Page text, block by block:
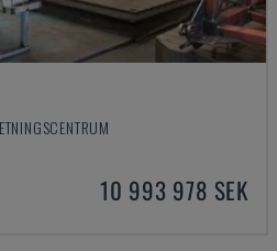
10 993 978 SEK